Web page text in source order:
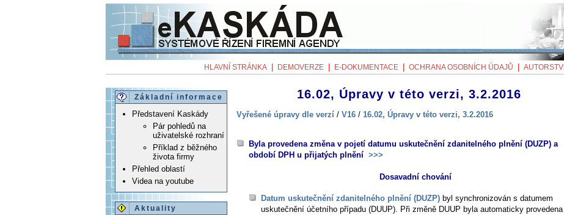
HLAVNÍ STRÁNKA DEMOVERZE E-DOKUMENTACE OCHRANA OSOBNÍCH ÚDAJŮ AUTORSTVÍ
Základní informace
Představení Kaskády
Pár pohledů na
uživatelské rozhraní
Příklad z běžného
života firmy
Přehled oblastí
Videa na youtube
Aktuality
16.02, Úpravy v této verzi, 3.2.2016
Vyřešené úpravy dle verzí / V16 / 16.02, Úpravy v této verzi, 3.2.2016
Byla provedena změna v pojetí datumu uskutečnění zdanitelného plnění (DUZP) a
období DPH u přijatých plnění >>>
Dosavadní chování
Datum uskutečnění zdanitelného plnění (DUZP) byl synchronizován s datumem
uskutečnění účetního případu (DUUP). Při změně DUUP byla automaticky provedena